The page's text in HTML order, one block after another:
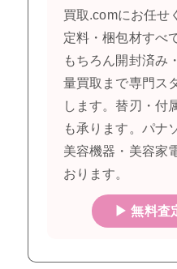
買取.comにお任せ
定料・梱包材すべ
もちろん開封済み
量買取まで専門ス
します。替刃・付
も承ります。パナ
美容機器・美容家
おります。
▶ 無料査